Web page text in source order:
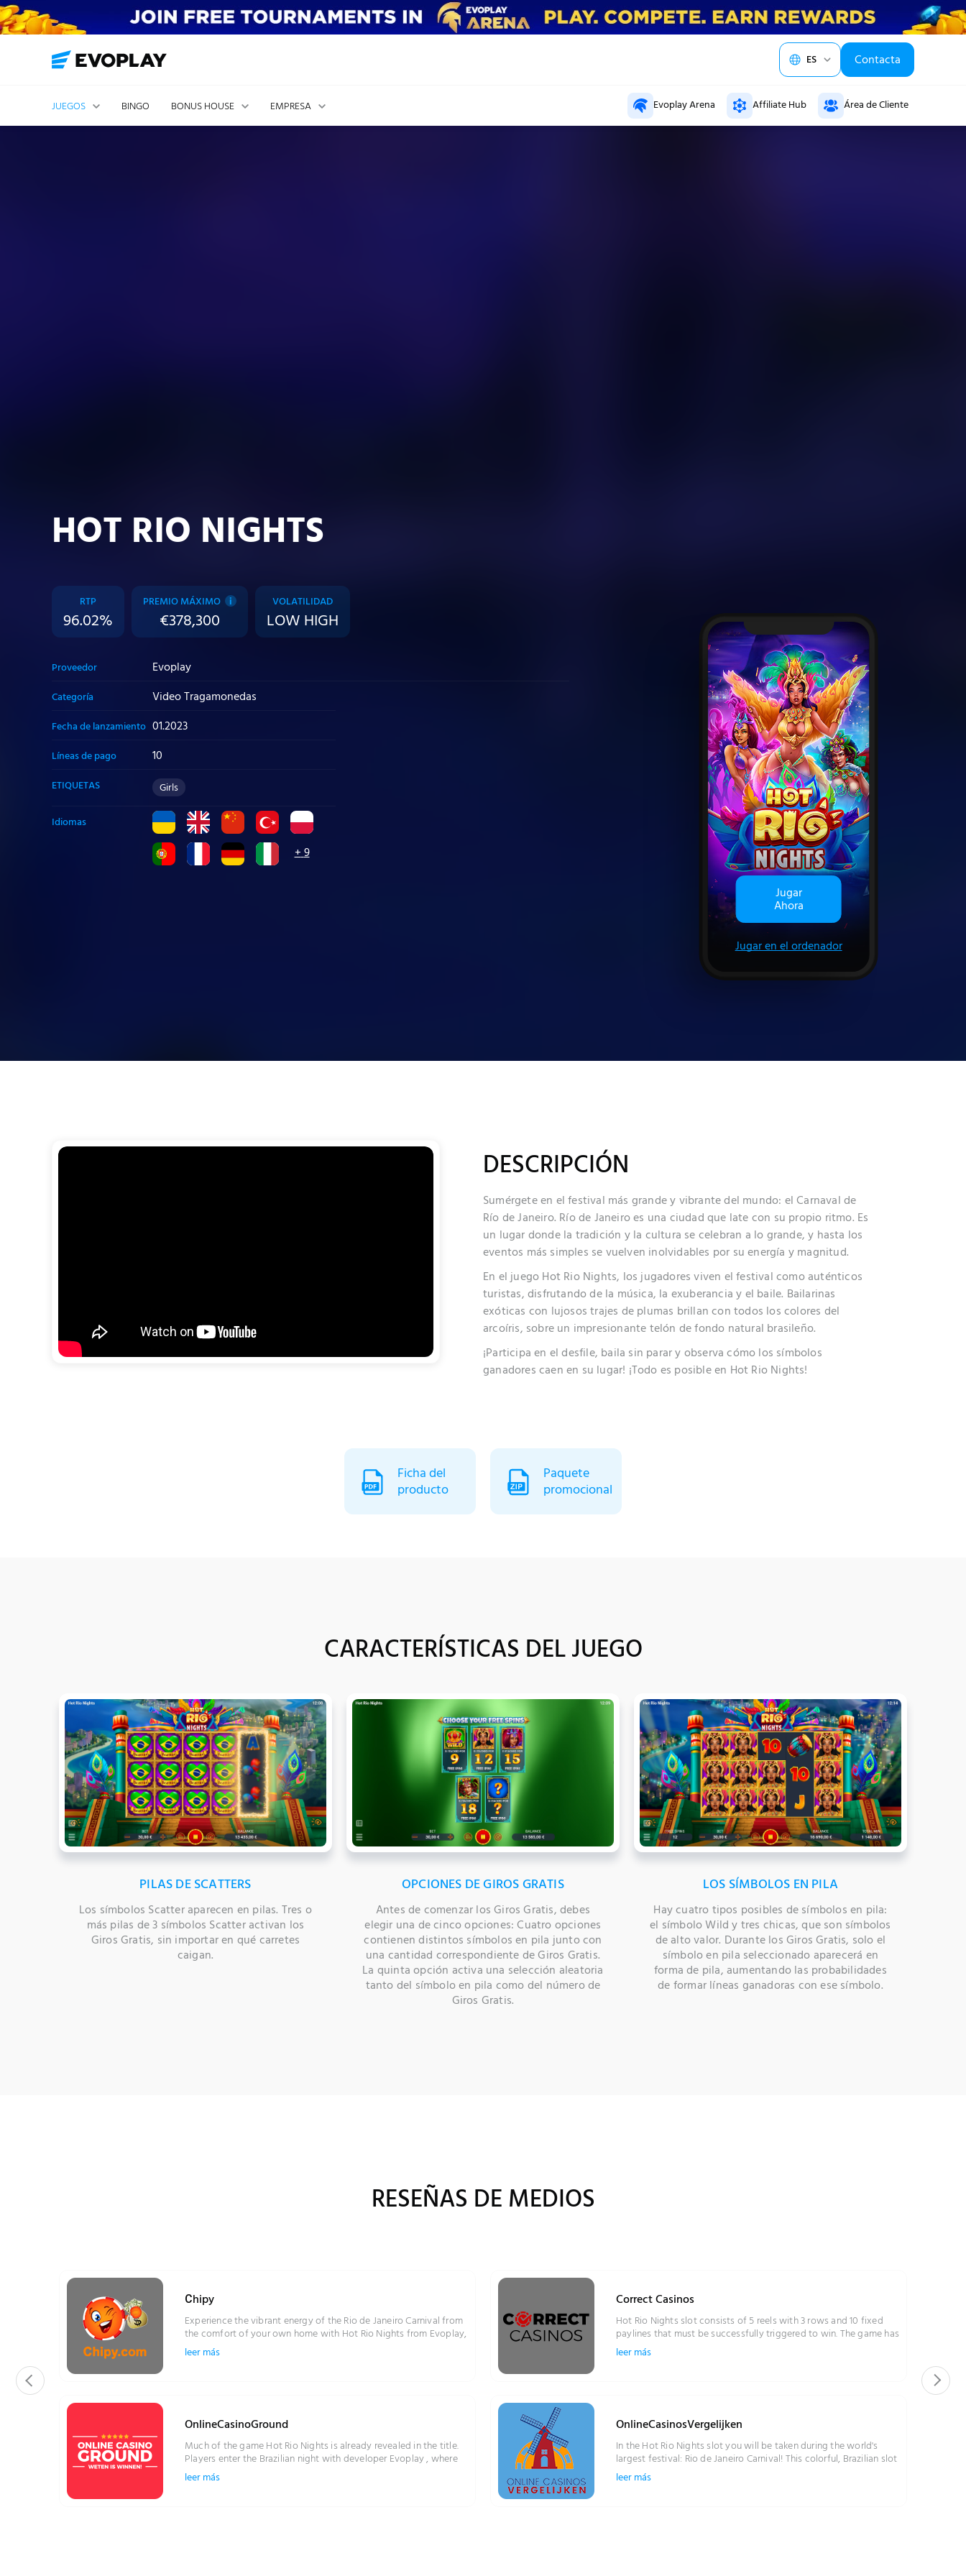
ES Contacta
JUEGOS BINGO BONUS HOUSE EMPRESA Evoplay Arena Affiliate Hub Área de Cliente
HOT RIO NIGHTS
RTP
96.02%
PREMIO MÁXIMO i
€378,300
VOLATILIDAD
LOW HIGH
Proveedor Evoplay
Categoría Video Tragamonedas
Fecha de lanzamiento 01.2023
Líneas de pago 10
ETIQUETAS Girls
Idiomas
+9
Jugar
Ahora
Jugar en el ordenador
DESCRIPCIÓN
Sumérgete en el festival más grande y vibrante del mundo: el Carnaval de
Río de Janeiro. Río de Janeiro es una ciudad que late con su propio ritmo. Es
un lugar donde la tradición y la cultura se celebran a lo grande, y hasta los
eventos más simples se vuelven inolvidables por su energía y magnitud.
En el juego Hot Rio Nights, los jugadores viven el festival como auténticos
turistas, disfrutando de la música, la exuberancia y el baile. Bailarinas
exóticas con lujosos trajes de plumas brillan con todos los colores del
arcoíris, sobre un impresionante telón de fondo natural brasileño.
¡Participa en el desfile, baila sin parar y observa cómo los símbolos
ganadores caen en su lugar! ¡Todo es posible en Hot Rio Nights!
Ficha del
producto
Paquete
promocional
CARACTERÍSTICAS DEL JUEGO
PILAS DE SCATTERS
Los símbolos Scatter aparecen en pilas. Tres o
más pilas de 3 símbolos Scatter activan los
Giros Gratis, sin importar en qué carretes
caigan.
OPCIONES DE GIROS GRATIS
Antes de comenzar los Giros Gratis, debes
elegir una de cinco opciones: Cuatro opciones
contienen distintos símbolos en pila junto con
una cantidad correspondiente de Giros Gratis.
La quinta opción activa una selección aleatoria
tanto del símbolo en pila como del número de
Giros Gratis.
LOS SÍMBOLOS EN PILA
Hay cuatro tipos posibles de símbolos en pila:
el símbolo Wild y tres chicas, que son símbolos
de alto valor. Durante los Giros Gratis, solo el
símbolo en pila seleccionado aparecerá en
forma de pila, aumentando las probabilidades
de formar líneas ganadoras con ese símbolo.
RESEÑAS DE MEDIOS
Сhipy
Experience the vibrant energy of the Rio de Janeiro Carnival from
the comfort of your own home with Hot Rio Nights from Evoplay,
the Editor’s Pick Game for March 2023. ...
leer más
OnlineCasinoGround
Much of the game Hot Rio Nights is already revealed in the title.
Players enter the Brazilian night with developer Evoplay , where
things can get hot. Indeed, the bay of the Copa Cabana forms the
background for the ending , with samba music underlining the
leer más
Correct Casinos
Hot Rio Nights slot consists of 5 reels with 3 rows and 10 fixed
paylines that must be successfully triggered to win. The game has
10 regular symbols, a Wild and a Scatter. Its RTP is 96.02% and it
will be possible to win up to 5000x the bet in one spin. Behind
leer más
OnlineCasinosVergelijken
In the Hot Rio Nights slot you will be taken during the world's
largest festival: Rio de Janeiro Carnival! This colorful, Brazilian slot
from Evoplay has a number of fun features and a free spins
bonus! ...
leer más
Required Cookies
Juego seguro y responsable por delante!
Nos tomamos el Juego Responsable en serio.
Por favor, confirma que tienes la edad legal para jugar en
casinos en línea y ¡disfruta tu estancia!
Yes, I'm over 18 No, I can't do it